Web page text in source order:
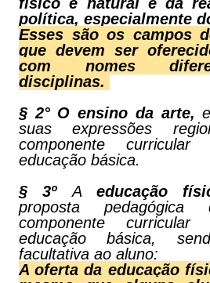
política, especialmente
Esses são os campos
que devem ser
com nomes
disciplinas.
§ 2° O ensino da arte,
suas expressões
componente
educação básica.
§ 3ºAeducação
proposta
componente
educação básica,
facultativa ao aluno:
A oferta da educação